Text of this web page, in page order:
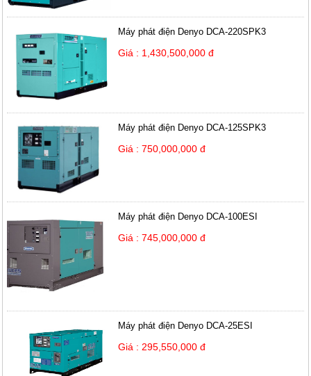
Máy phát điện Denyo DCA-220SPK3
Giá : 1,430,500,000 đ
Máy phát điện Denyo DCA-125SPK3
Giá : 750,000,000 đ
Máy phát điện Denyo DCA-100ESI
Giá : 745,000,000 đ
Máy phát điện Denyo DCA-25ESI
Giá : 295,550,000 đ